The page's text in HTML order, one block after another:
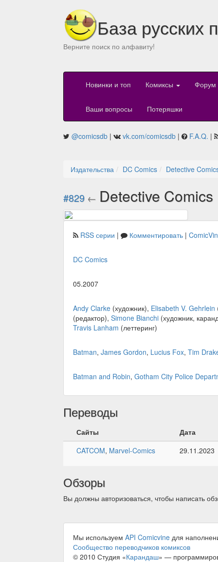
База русских
Верните поиск по алфавиту!
Новинки и топ Комиксы Форум
Ваши вопросы Потеряшки
@comicsdb | vk.com/comicsdb | F.A.Q. |
Издательства DC Comics Detective
#829 ← Detective
RSS серии | Комментировать |
DC Comics
05.2007
Andy Clarke (художник), Elisabeth V. Gehrlein
(редактор), Simone Bianchi (художник,
Travis Lanham (леттеринг)
Batman, James Gordon, Lucius Fox, Tim
Batman and Robin, Gotham City Police
Переводы
Сайты
Дата
CATCOM, Marvel-Comics 29.11.2023
Обзоры
Вы должны авторизоваться, чтобы написать
Мы используем API Comicvine для
Сообщество переводчиков комиксов
© 2010 Студия «Карандаш» —